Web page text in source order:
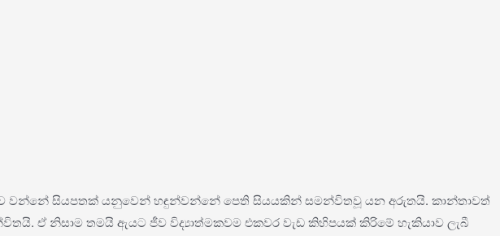
වන්නේ සියපතක් යනුවෙන් හඳුන්වන්නේ පෙති සියයකින් සමන්විතවූ යන අරුතයි. කාන්තාවත්
ඒ නිසාම තමයි ඇයට ජීව විද්‍යාත්මකවම එකවර වැඩ කිහිපයක් කිරිමේ හැකියාව ලැබී